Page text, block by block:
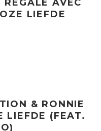
AVEC
LIEFDE
& RONNIE
LIEFDE (FEAT.